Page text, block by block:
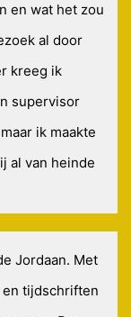
en wat het zou
al door
kreeg ik
supervisor
ik maakte
al van heinde
Jordaan. Met
en tijdschriften